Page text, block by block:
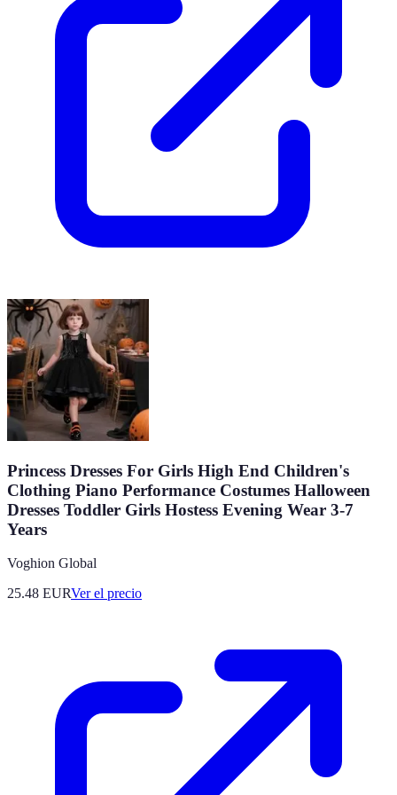
Princess Dresses For Girls High End Children's
Clothing Piano Performance Costumes Halloween
Dresses Toddler Girls Hostess Evening Wear 3-7
Years
Voghion Global
25.48 EURVer el precio